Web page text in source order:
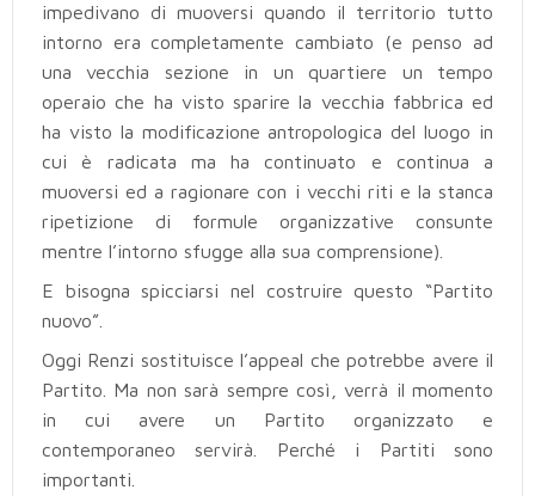
impedivano di muoversi quando il territorio tutto
intorno era completamente cambiato (e penso ad
una vecchia sezione in un quartiere un tempo
operaio che ha visto sparire la vecchia fabbrica ed
ha visto la modificazione antropologica del luogo in
cui è radicata ma ha continuato e continua a
muoversi ed a ragionare con i vecchi riti e la stanca
ripetizione di formule organizzative consunte
mentre l’intorno sfugge alla sua comprensione).
E bisogna spicciarsi nel costruire questo “Partito
nuovo”.
Oggi Renzi sostituisce l’appeal che potrebbe avere il
Partito. Ma non sarà sempre così, verrà il momento
in cui avere un Partito organizzato e
contemporaneo servirà. Perché i Partiti sono
importanti.